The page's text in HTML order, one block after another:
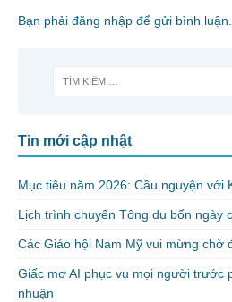
Bạn phải đăng nhập để gửi bình luận.
Tin mới cập nhật
Mục tiêu năm 2026: Cầu nguyện với
Lịch trình chuyến Tông du bốn ngày
Các Giáo hội Nam Mỹ vui mừng chờ
Giấc mơ AI phục vụ mọi người trước
nhuận